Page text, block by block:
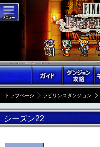
トップページ ラビリンスダンジョン
シーズン22